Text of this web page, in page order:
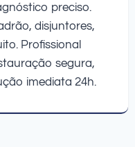
preciso.
disjuntores,
Profissional
segura,
imediata 24h.